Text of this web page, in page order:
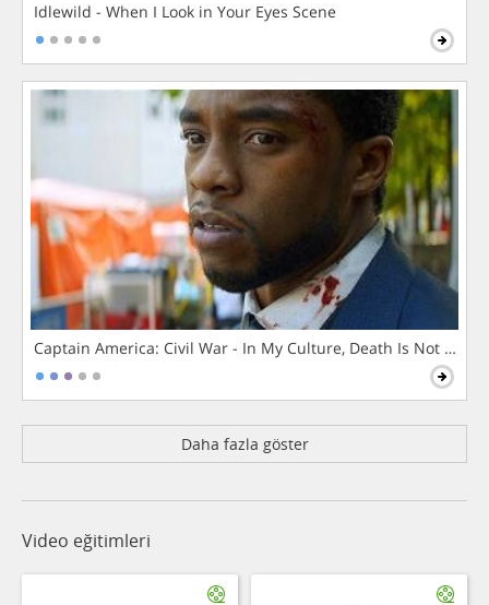
Idlewild - When I Look in Your Eyes Scene
Captain America: Civil War - In My Culture, Death Is Not The
Daha fazla göster
Video eğitimleri